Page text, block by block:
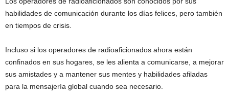
habilidades de comunicación durante los días felices, pero también
en tiempos de crisis.
Incluso si los operadores de radioaficionados ahora están
confinados en sus hogares, se les alienta a comunicarse, a mejorar
sus amistades y a mantener sus mentes y habilidades afiladas
para la mensajería global cuando sea necesario.